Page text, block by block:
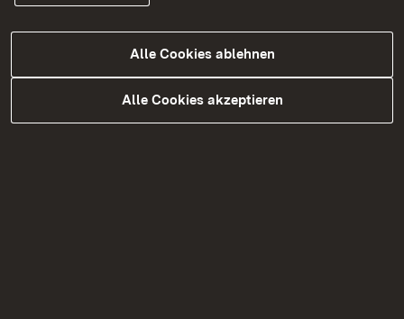
Alle Cookies ablehnen
Alle Cookies akzeptieren